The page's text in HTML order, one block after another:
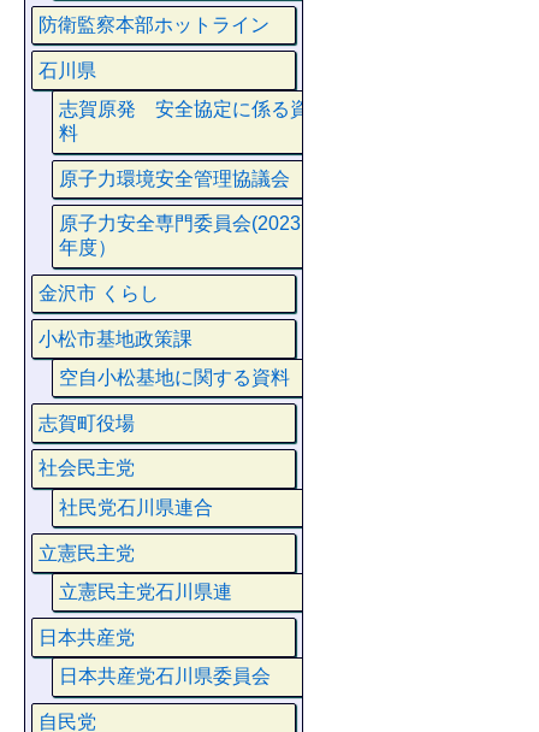
防衛監察本部ホットライン
石川県
志賀原発 安全協定に係る資
料
原子力環境安全管理協議会
原子力安全専門委員会(2023
年度）
金沢市 くらし
小松市基地政策課
空自小松基地に関する資料
志賀町役場
社会民主党
社民党石川県連合
立憲民主党
立憲民主党石川県連
日本共産党
日本共産党石川県委員会
自民党